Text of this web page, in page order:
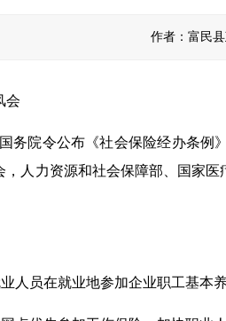
作者：富民
会
务院令公布《社会保险经办条例
，人力资源和社会保障部、国家
人员在就业地参加企业职工基本